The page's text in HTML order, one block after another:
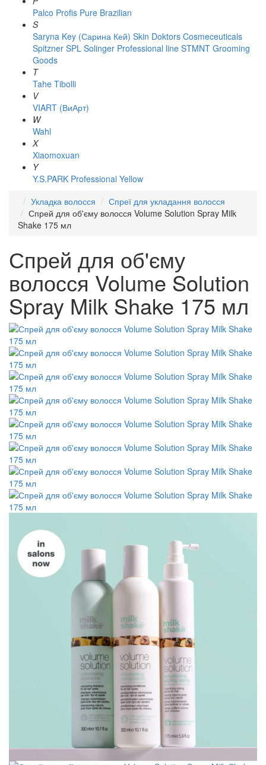
Palco Profis Pure Brazilian
S
Saryna Key (Сарина Кей) Skin Doktors Cosmeceuticals
Spitzner SPL Solinger Professional line STMNT Grooming
Goods
T
Tahe Tibolli
V
VIART (ВиАрт)
W
Wahl
X
Xiaomoxuan
Y
Y.S.PARK Professional Yellow
Укладка волосся
Спреї для укладання волосся
Спрей для об'єму волосся Volume Solution Spray Milk
Shake 175 мл
Спрей для об'єму
волосся Volume Solution
Spray Milk Shake 175 мл